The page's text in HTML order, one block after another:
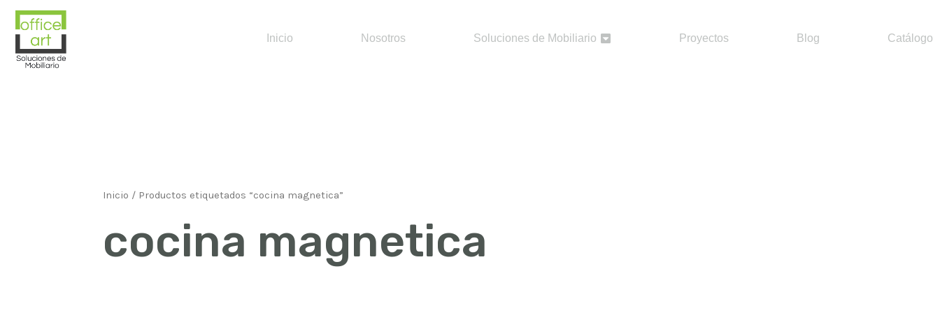
Inicio Nosotros Soluciones de Mobiliario Proyectos Blog Catálogo
Inicio / Productos etiquetados “cocina magnetica”
cocina magnetica